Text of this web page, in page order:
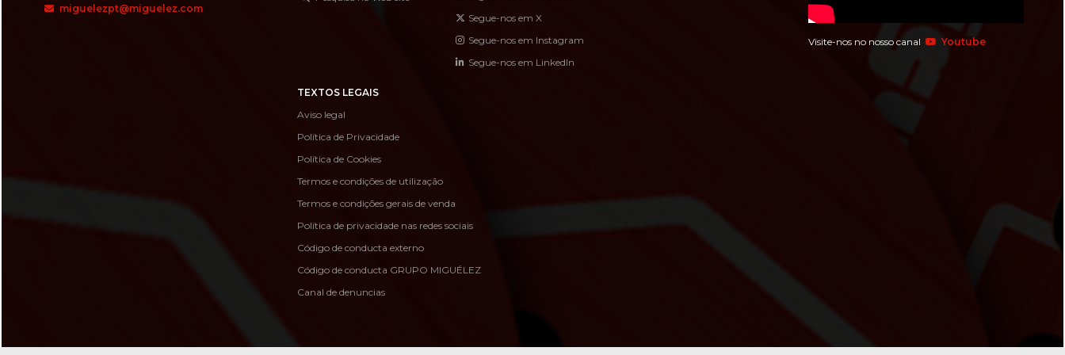
miguelezpt@miguelez.com
Segue-nos em X
Segue-nos em Instagram
Segue-nos em LinkedIn
TEXTOS LEGAIS
Aviso legal
Política de Privacidade
Política de Cookies
Termos e condições de utilização
Termos e condições gerais de venda
Política de privacidade nas redes sociais
Código de conducta externo
Código de conducta GRUPO MIGUÉLEZ
Canal de denuncias
Visite-nos no nosso canal Youtube